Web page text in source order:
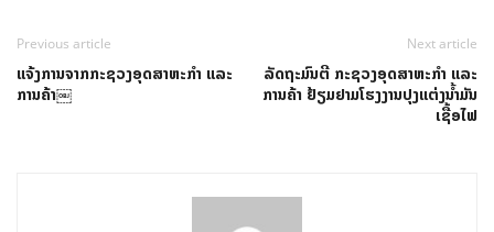
Previous article
ແຈ້ງການຈາກກະຊວງອຸດສາຫະກໍາ ແລະ
ການຄ້າ￼
Next article
ລັດຖະມົນຕີ ກະຊວງອຸດສາຫະກຳ ແລະ
ການຄ້າ ຢ້ຽມຢາມໂຮງງານປຸງແຕ່ງນ້ຳມັນ
ເຊື້ອໄຟ